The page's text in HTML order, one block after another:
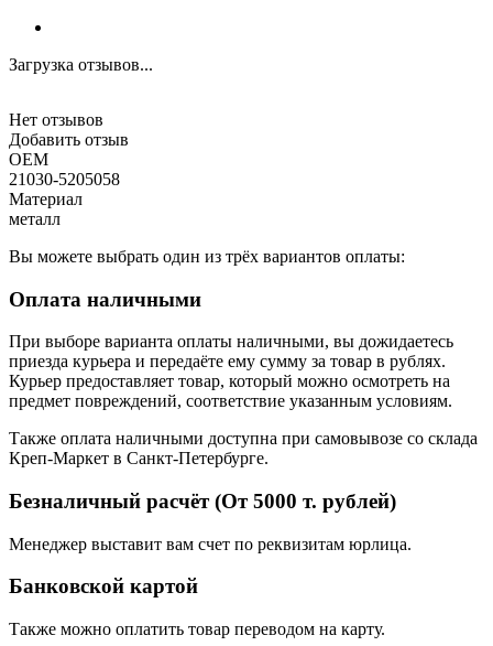
Загрузка отзывов...
Нет отзывов
Добавить отзыв
OEM
21030-5205058
Материал
металл
Вы можете выбрать один из трёх вариантов оплаты:
Оплата наличными
При выборе варианта оплаты наличными, вы дожидаетесь
приезда курьера и передаёте ему сумму за товар в рублях.
Курьер предоставляет товар, который можно осмотреть на
предмет повреждений, соответствие указанным условиям.
Также оплата наличными доступна при самовывозе со склада
Креп-Маркет в Санкт-Петербурге.
Безналичный расчёт (От 5000 т. рублей)
Менеджер выставит вам счет по реквизитам юрлица.
Банковской картой
Также можно оплатить товар переводом на карту.